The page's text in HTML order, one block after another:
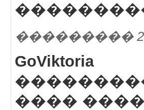
���������
GoViktoria
����